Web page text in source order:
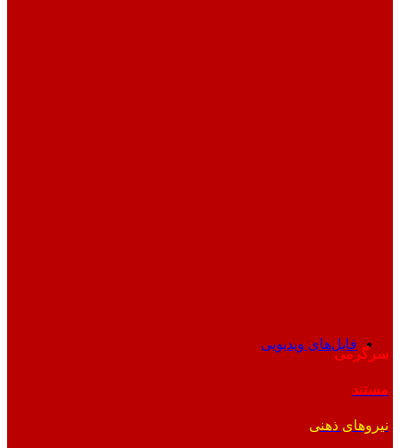
فایل‌های ویدیویی
سرگرمی
مستند
نیروهای ذهنی